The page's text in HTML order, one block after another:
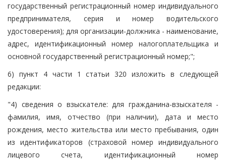
государственный регистрационный номер индивидуального
предпринимателя, серия и номер водительского
удостоверения); для организации-должника - наименование,
адрес, идентификационный номер налогоплательщика и
основной государственный регистрационный номер;";
6) пункт 4 части 1 статьи 320 изложить в следующей
редакции:
"4) сведения о взыскателе: для гражданина-взыскателя -
фамилия, имя, отчество (при наличии), дата и место
рождения, место жительства или место пребывания, один
из идентификаторов (страховой номер индивидуального
лицевого счета, идентификационный номер